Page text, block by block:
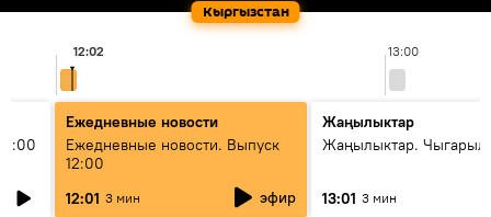
Кыргызстан
13:00
12:02
Ежедневные новости
Ежедневные новости. Выпуск
12:00
12:01 3 мин эфир
Жаңылыктар
Жаңылыктар.
13:01 3 мин